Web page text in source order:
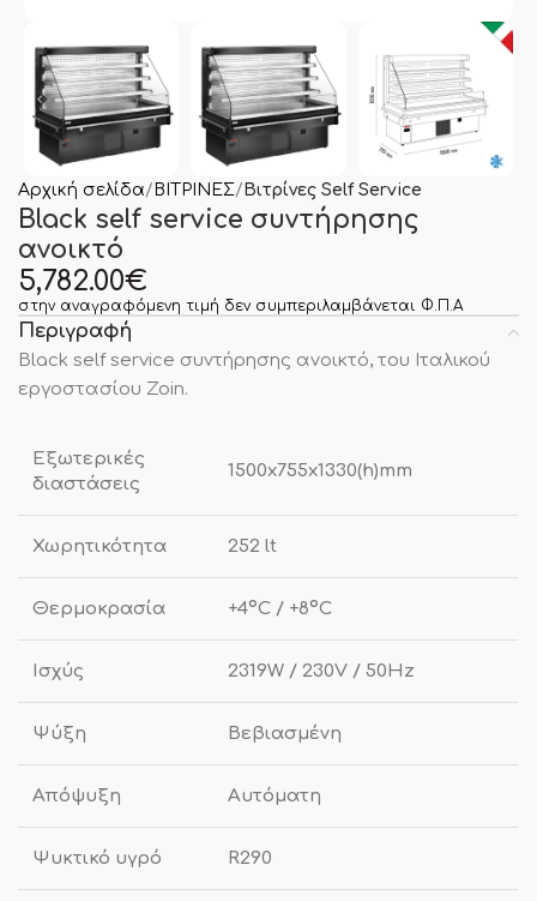
Αρχική σελίδα ΒΙΤΡΙΝΕΣ Βιτρίνες Self Service
Black self service συντήρησης
ανοικτό
5,782.00€
στην αναγραφόμενη τιμή δεν συμπεριλαμβάνεται Φ.Π.Α
Περιγραφή
Black self service συντήρησης ανοικτό, του Ιταλικού
εργοστασίου Zoin.
Εξωτερικές
διαστάσεις
1500x755x1330(h)mm
Χωρητικότητα 252 lt
Θερμοκρασία +4ºC / +8ºC
Ισχύς 2319W / 230V / 50Hz
Ψύξη Βεβιασμένη
Απόψυξη Αυτόματη
Ψυκτικό υγρό R290